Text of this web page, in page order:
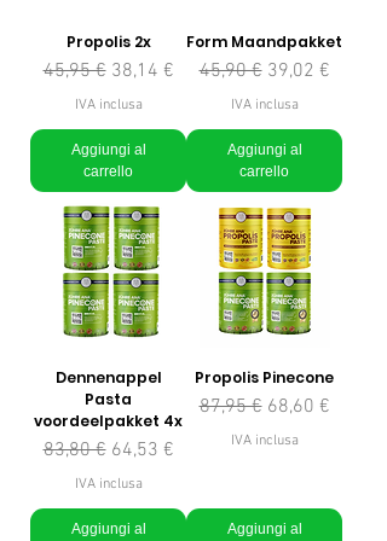
Propolis 2x
Prezzo regolare
45,95 € Prezzo scontato
38,14 €
IVA inclusa
Aggiungi al
carrello
Form Maandpakket
Prezzo regolare
45,90 € Prezzo scontato
39,02 €
IVA inclusa
Aggiungi al
carrello
Dennenappel
Pasta
voordeelpakket 4x
Prezzo regolare
83,80 € Prezzo scontato
64,53 €
IVA inclusa
Aggiungi al
Propolis Pinecone
Prezzo regolare
87,95 € Prezzo scontato
68,60 €
IVA inclusa
Aggiungi al